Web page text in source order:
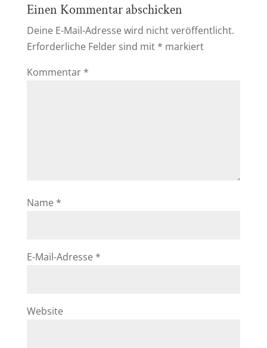
Einen Kommentar abschicken
Deine E-Mail-Adresse wird nicht veröffentlicht.
Erforderliche Felder sind mit * markiert
Kommentar *
Name *
E-Mail-Adresse *
Website